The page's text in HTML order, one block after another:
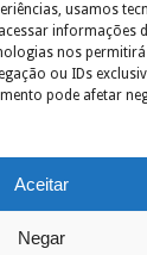
usamos
informações
nos
ou IDs
pode afetar
Aceitar
Negar
os cookies
este conteúdo